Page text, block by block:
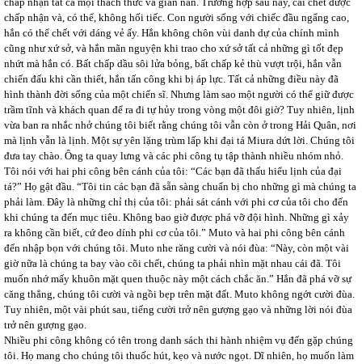
chấp nhận và, có thể, không hối tiếc. Con người sống với chiếc đầu ngẩng cao,
hắn có thể chết với dáng vẻ ấy. Hắn không chôn vùi danh dự của chính mình
cũng như xứ sở, và hắn mãn nguyện khi trao cho xứ sở tất cả những gì tốt đẹp
nhứt mà hắn có. Bất chấp dầu sôi lửa bỏng, bất chấp kẻ thù vượt trội, hắn vẫn
chiến đấu khi cần thiết, hắn tấn công khi bị áp lực. Tất cả những điều này đã
hình thành đời sống của một chiến sĩ. Nhưng làm sao một người có thể giữ được
trầm tĩnh và khách quan để ra đi tự hủy trong vòng một đôi giờ? Tuy nhiên, lịnh
vừa ban ra nhắc nhở chúng tôi biết rằng chúng tôi vẫn còn ở trong Hải Quân, nơi
mà lịnh vẫn là lịnh. Một sự yên lặng trùm lấp khi đại tá Miura dứt lời. Chúng tôi
đưa tay chào. Ông ta quay lưng và các phi công tụ tập thành nhiều nhóm nhỏ.
Tôi nói với hai phi công bên cánh của tôi: “Các bạn đã thấu hiểu lịnh của đại
tá?” Họ gật đầu. “Tôi tin các bạn đã sẵn sàng chuẩn bị cho những gì mà chúng ta
phải làm. Đây là những chỉ thị của tôi: phải sát cánh với phi cơ của tôi cho đến
khi chúng ta đến mục tiêu. Không bao giờ được phá vỡ đội hình. Những gì xảy
ra không cần biết, cứ đeo dính phi cơ của tôi.” Muto và hai phi công bên cánh
đến nhập bọn với chúng tôi. Muto nhe răng cười và nói đùa: “Này, còn một vài
giờ nữa là chúng ta bay vào cõi chết, chúng ta phải nhìn mặt nhau cái đã. Tôi
muốn nhớ mấy khuôn mặt quen thuộc này một cách chắc ăn.” Hắn đã phá vỡ sự
căng thẳng, chúng tôi cười và ngồi bẹp trên mặt đất. Muto không ngớt cười đùa.
Tuy nhiên, một vài phút sau, tiếng cười trở nên gượng gạo và những lời nói đùa
trở nên gượng gạo.
Nhiều phi công không có tên trong danh sách thi hành nhiệm vụ đến gặp chúng
tôi. Họ mang cho chúng tôi thuốc hút, kẹo và nước ngọt. Dĩ nhiên, họ muốn làm